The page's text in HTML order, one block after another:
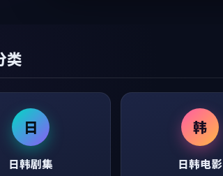
类
日
日韩剧集
韩
日韩电影